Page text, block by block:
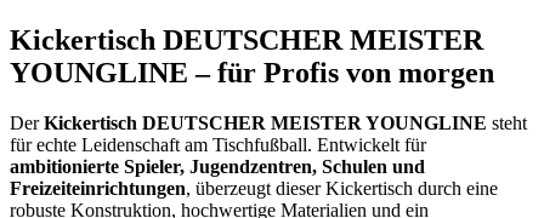
Kickertisch DEUTSCHER MEISTER
YOUNGLINE – für Profis von morgen
DerKickertisch DEUTSCHER MEISTER YOUNGLINE steht
für echte Leidenschaft am Tischfußball. Entwickelt für
ambitionierte Spieler, Jugendzentren, Schulen und
Freizeiteinrichtungen, überzeugt dieser Kickertisch durch eine
robuste Konstruktion, hochwertige Materialien und ein